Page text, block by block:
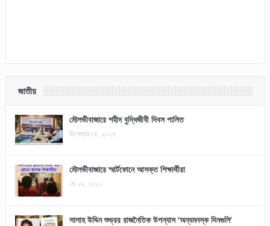
জাতীয়
মৌলভীবাজারে শহীদ বুদ্ধিজীবী দিবস পালিত
ডিসেম্বর ১৪, ২০২৪
মৌলভীবাজারে স্মার্টফোনে আসক্ত শিক্ষার্থীরা
মে ২৯, ২০২১
সালাহ উদ্দিন শুভ্রর রাজনৈতিক উপন্যাস ‘অন্যমনস্ক দিনগুলি’